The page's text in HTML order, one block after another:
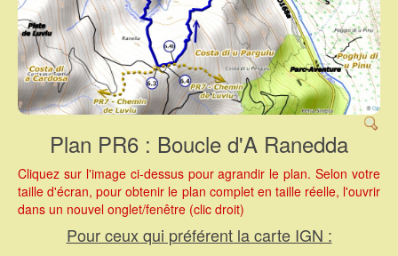
Plan PR6 : Boucle d'A Ranedda
Cliquez sur l'image ci-dessus pour agrandir le plan. Selon votre
taille d'écran, pour obtenir le plan complet en taille réelle, l'ouvrir
dans un nouvel onglet/fenêtre (clic droit)
Pour ceux qui préférent la carte IGN :